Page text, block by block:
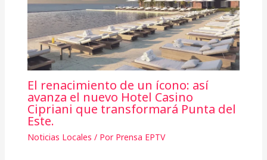
El renacimiento de un ícono: así
avanza el nuevo Hotel Casino
Cipriani que transformará Punta del
Este.
Noticias Locales / Por Prensa EPTV